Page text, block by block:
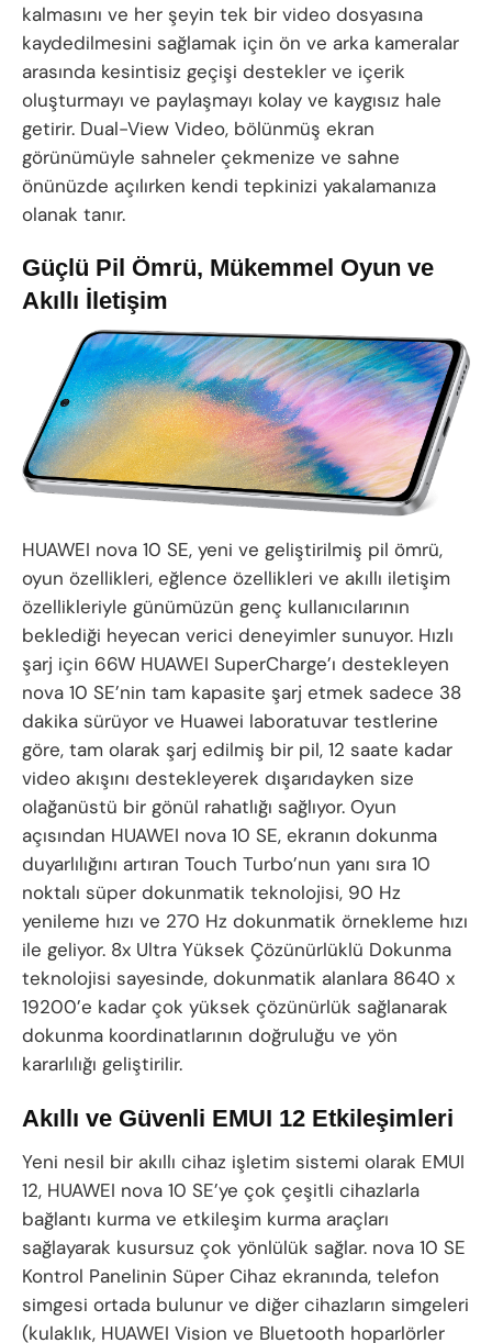
kalmasını ve her şeyin tek bir video dosyasına
kaydedilmesini sağlamak için ön ve arka kameralar
arasında kesintisiz geçişi destekler ve içerik
oluşturmayı ve paylaşmayı kolay ve kaygısız hale
getirir. Dual-View Video, bölünmüş ekran
görünümüyle sahneler çekmenize ve sahne
önünüzde açılırken kendi tepkinizi yakalamanıza
olanak tanır.
Güçlü Pil Ömrü, Mükemmel Oyun ve
Akıllı İletişim
HUAWEI nova 10 SE, yeni ve geliştirilmiş pil ömrü,
oyun özellikleri, eğlence özellikleri ve akıllı iletişim
özellikleriyle günümüzün genç kullanıcılarının
beklediği heyecan verici deneyimler sunuyor. Hızlı
şarj için 66W HUAWEI SuperCharge’ı destekleyen
nova 10 SE’nin tam kapasite şarj etmek sadece 38
dakika sürüyor ve Huawei laboratuvar testlerine
göre, tam olarak şarj edilmiş bir pil, 12 saate kadar
video akışını destekleyerek dışarıdayken size
olağanüstü bir gönül rahatlığı sağlıyor. Oyun
açısından HUAWEI nova 10 SE, ekranın dokunma
duyarlılığını artıran Touch Turbo’nun yanı sıra 10
noktalı süper dokunmatik teknolojisi, 90 Hz
yenileme hızı ve 270 Hz dokunmatik örnekleme hızı
ile geliyor. 8x Ultra Yüksek Çözünürlüklü Dokunma
teknolojisi sayesinde, dokunmatik alanlara 8640 x
19200’e kadar çok yüksek çözünürlük sağlanarak
dokunma koordinatlarının doğruluğu ve yön
kararlılığı geliştirilir.
Akıllı ve Güvenli EMUI 12 Etkileşimleri
Yeni nesil bir akıllı cihaz işletim sistemi olarak EMUI
12, HUAWEI nova 10 SE’ye çok çeşitli cihazlarla
bağlantı kurma ve etkileşim kurma araçları
sağlayarak kusursuz çok yönlülük sağlar. nova 10 SE
Kontrol Panelinin Süper Cihaz ekranında, telefon
simgesi ortada bulunur ve diğer cihazların simgeleri
(kulaklık, HUAWEI Vision ve Bluetooth hoparlörler